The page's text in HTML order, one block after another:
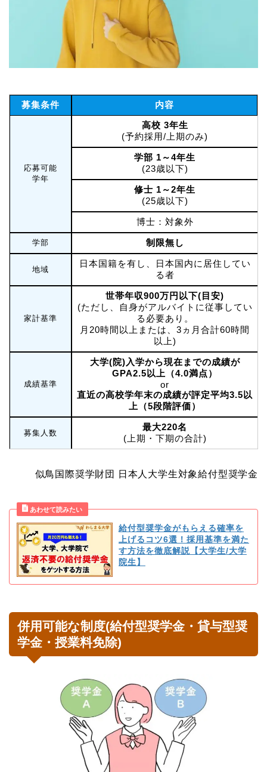
募集条件 内容
応募可能
学年
高校 3年生
(予約採用/上期のみ)
学部 1～4年生
(23歳以下)
修士 1～2年生
(25歳以下)
博士：対象外
学部 制限無し
地域
日本国籍を有し、日本国内に居住してい
る者
家計基準
世帯年収900万円以下(目安)
(ただし、自身がアルバイトに従事してい
る必要あり。
月20時間以上または、3ヵ月合計60時間
以上)
成績基準
大学(院)入学から現在までの成績が
GPA2.5以上（4.0満点）
or
直近の高校学年末の成績が評定平均3.5以
上（5段階評価）
募集人数
最大220名
(上期・下期の合計)
似鳥国際奨学財団 日本人大学生対象給付型奨学金
給付型奨学金がもらえる確率を
上げるコツ6選！採用基準を満た
す方法を徹底解説【大学生/大学
院生】
併用可能な制度(給付型奨学金・貸与型奨
学金・授業料免除)